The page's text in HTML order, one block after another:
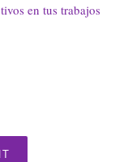
en tus trabajos